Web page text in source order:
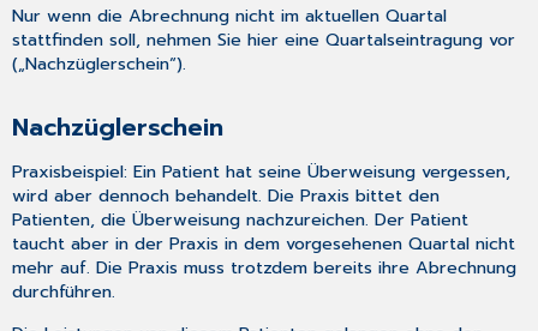
Nur wenn die Abrechnung nicht im aktuellen Quartal
stattfinden soll, nehmen Sie hier eine Quartalseintragung vor
(„Nachzüglerschein“).
Nachzüglerschein
Praxisbeispiel: Ein Patient hat seine Überweisung vergessen,
wird aber dennoch behandelt. Die Praxis bittet den
Patienten, die Überweisung nachzureichen. Der Patient
taucht aber in der Praxis in dem vorgesehenen Quartal nicht
mehr auf. Die Praxis muss trotzdem bereits ihre Abrechnung
durchführen.